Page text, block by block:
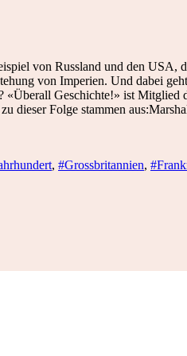
von Russland und den USA,
von Imperien. Und dabei
Geschichte!» ist Mitglied
dieser Folge stammen
, #Grossbritannien,